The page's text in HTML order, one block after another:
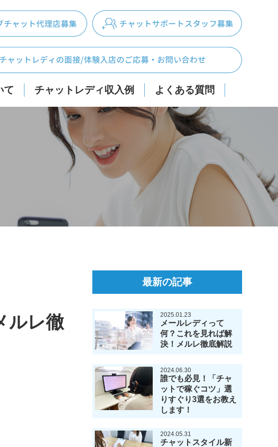
て チャットレディ収入例 よくある質問
ルレ徹
最新の記事
2025.01.23
メールレディって
何？これを見れば解
決！メルレ徹底解説
2024.06.30
誰でも必見！「チャ
ットで稼ぐコツ」選
りすぐり3選をお教え
します！
2024.05.31
チャットスタイル新